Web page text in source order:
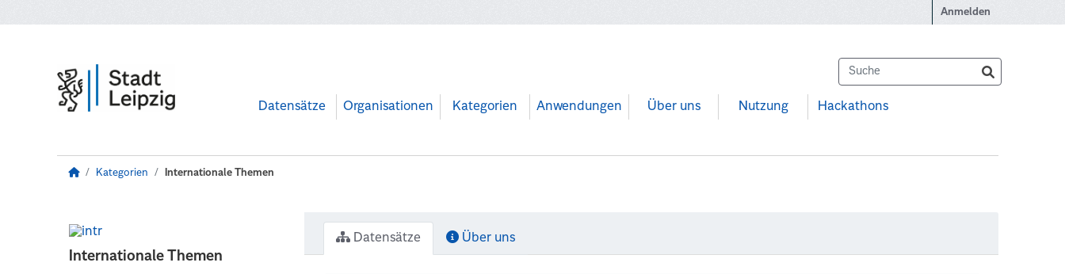
Anmelden
Datensätze Organisationen Kategorien Anwendungen Über uns Nutzung Hackathons
Kategorien Internationale Themen
Internationale Themen
Datensätze Über uns